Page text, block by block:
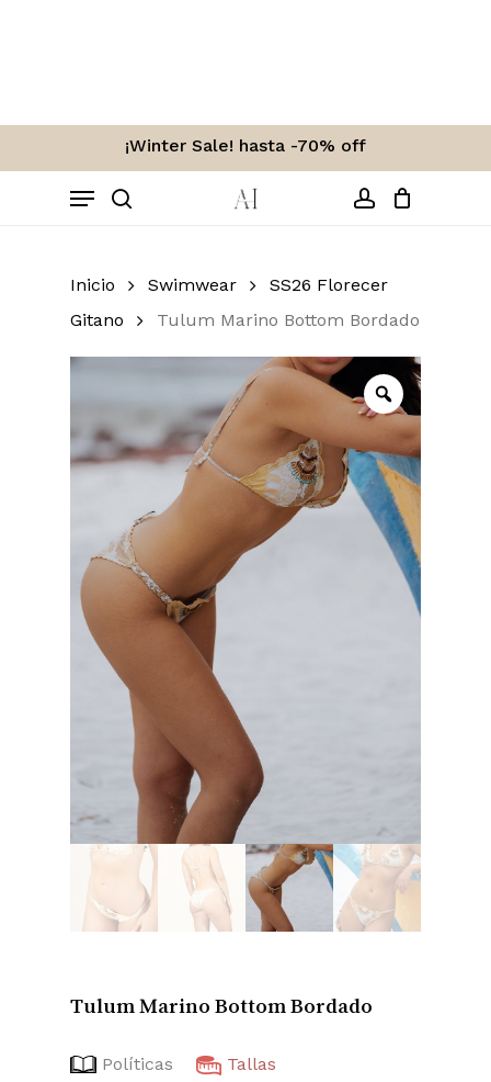
¡Winter Sale! hasta -70% off
Menu
Inicio Swimwear
SS26 Florecer
Gitano
Tulum Marino Bottom Bordado
Políticas Tallas
Tulum Marino Bottom Bordado